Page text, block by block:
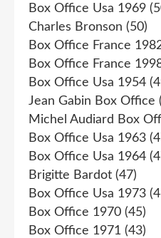
Box Office Usa 1969
Charles Bronson (50)
Box Office France
Box Office France
Box Office Usa 1954
Jean Gabin Box Office
Michel Audiard Box
Box Office Usa 1963
Box Office Usa 1964
Brigitte Bardot (47)
Box Office Usa 1973
Box Office 1970 (45)
Box Office 1971 (43)